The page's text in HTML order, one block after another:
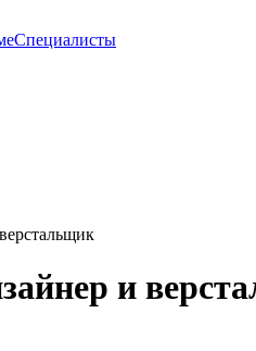
Специалисты
и